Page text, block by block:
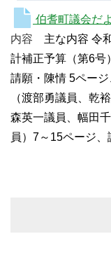
伯耆町議会だ
内容 主な内容 令
計補正予算（第6号
請願・陳情 5ペー
（渡部勇議員、乾
森英一議員、幅田
員） 7～ 15ページ、